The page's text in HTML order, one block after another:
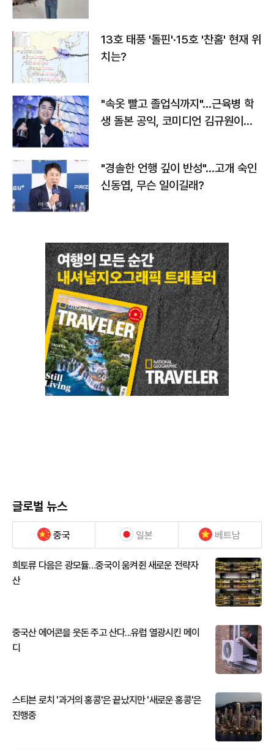
13호 태풍 '돌핀'·15호 '찬홈' 현재 위
치는?
"속옷 빨고 졸업식까지"…근육병 학
생 돌본 공익, 코미디언 김규원이었
"경솔한 언행 깊이 반성"…고개 숙인
신동엽, 무슨 일이길래?
글로벌 뉴스
중국 일본 베트남
희토류 다음은 광모듈…중국이 움켜쥔 새로운 전략자
산
중국산 에어콘을 웃돈 주고 산다...유럽 열광시킨 메이
디
스티븐 로치 '과거의 홍콩'은 끝났지만 '새로운 홍콩'은
진행중